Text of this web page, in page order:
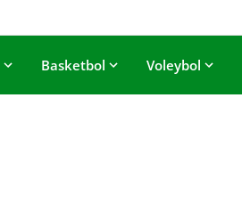
Basketbol Voleybol